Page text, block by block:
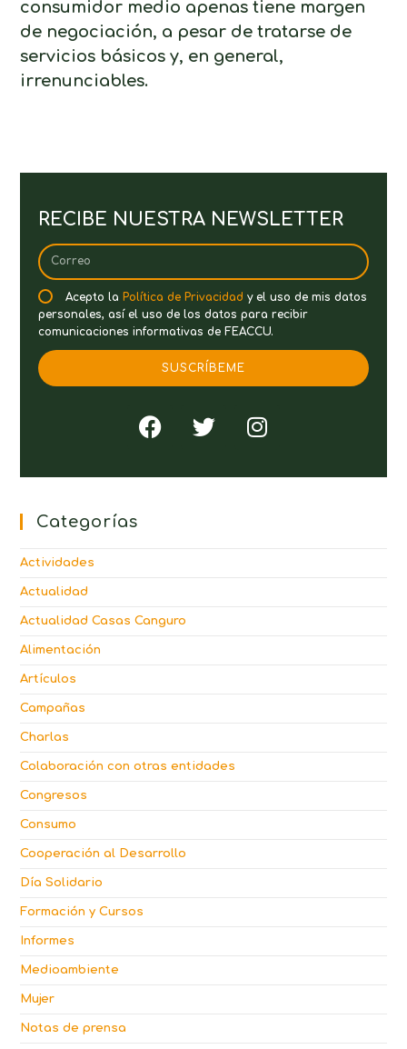
consumidor medio apenas tiene margen
de negociación, a pesar de tratarse de
servicios básicos y, en general,
irrenunciables.
RECIBE NUESTRA NEWSLETTER
Acepto la Política de Privacidad y el uso de mis datos
personales, así el uso de los datos para recibir
comunicaciones informativas de FEACCU.
SUSCRÍBEME
Categorías
Actividades
Actualidad
Actualidad Casas Canguro
Alimentación
Artículos
Campañas
Charlas
Colaboración con otras entidades
Congresos
Consumo
Cooperación al Desarrollo
Día Solidario
Formación y Cursos
Informes
Medioambiente
Mujer
Notas de prensa